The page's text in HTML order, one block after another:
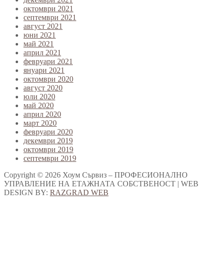
октомври 2021
септември 2021
август 2021
юни 2021
май 2021
април 2021
февруари 2021
януари 2021
октомври 2020
август 2020
юли 2020
май 2020
април 2020
март 2020
февруари 2020
декември 2019
октомври 2019
септември 2019
Copyright © 2026 Хоум Сървиз – ПРОФЕСИОНАЛНО
УПРАВЛЕНИЕ НА ЕТАЖНАТА СОБСТВЕНОСТ | WEB
DESIGN BY: RAZGRAD WEB